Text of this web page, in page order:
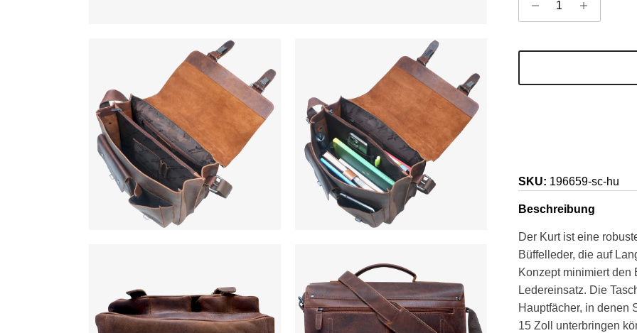
SKU: 196659-sc-hu
Beschreibung
Der Kurt ist eine
Büffelleder, die auf
Konzept minimiert den
Ledereinsatz. Die
Hauptfächer, in denen
15 Zoll unterbringen